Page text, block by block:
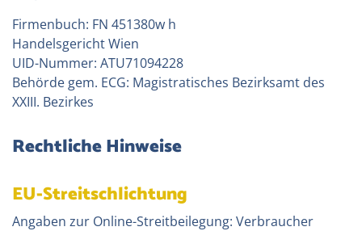
Firmenbuch: FN 451380w h
Handelsgericht Wien
UID-Nummer: ATU71094228
Behörde gem. ECG: Magistratisches Bezirksamt des
XXIII. Bezirkes
Rechtliche Hinweise
EU-Streitschlichtung
Angaben zur Online-Streitbeilegung: Verbraucher